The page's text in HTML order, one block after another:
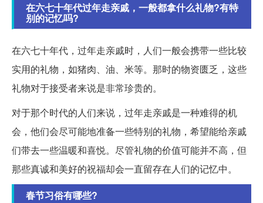
在六七十年代过年走亲戚，一般都拿什么礼物?有特
别的记忆吗?
在六七十年代，过年走亲戚时，人们一般会携带一些比较
实用的礼物，如猪肉、油、米等。那时的物资匮乏，这些
礼物对于接受者来说是非常珍贵的。
对于那个时代的人们来说，过年走亲戚是一种难得的机
会，他们会尽可能地准备一些特别的礼物，希望能给亲戚
们带去一些温暖和喜悦。尽管礼物的价值可能并不高，但
那些真诚和美好的祝福却会一直留存在人们的记忆中。
春节习俗有哪些?